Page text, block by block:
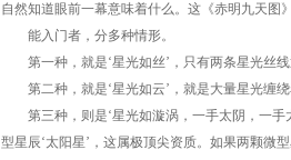
自然知道眼前一幕意味着什么。这《赤明九天图
能入门者，分多种情形。
第一种，就是‘星光如丝’，只有两条星光丝线
第二种，就是‘星光如云’，就是大量星光缠绕
第三种，则是‘星光如漩涡，一手太阴，一手
型星辰‘太阳星’，这属极顶尖资质。如果两颗微